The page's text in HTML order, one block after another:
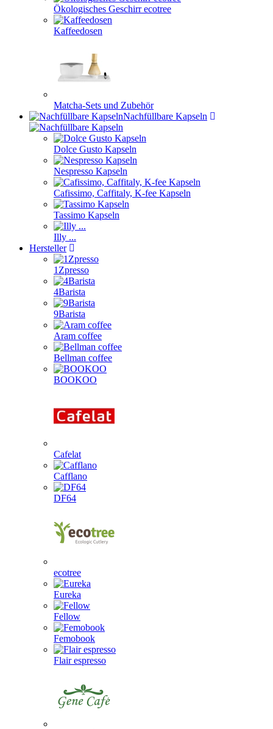
Ökologisches Geschirr ecotree
Kaffeedosen
Matcha-Sets und Zubehör
Nachfüllbare Kapseln
Dolce Gusto Kapseln
Nespresso Kapseln
Cafissimo, Caffitaly, K-fee Kapseln
Tassimo Kapseln
Illy ...
Hersteller
1Zpresso
4Barista
9Barista
Aram coffee
Bellman coffee
BOOKOO
Cafelat
Cafflano
DF64
ecotree
Eureka
Fellow
Femobook
Flair espresso